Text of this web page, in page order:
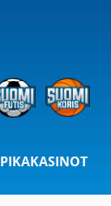
PIKAKASINOT